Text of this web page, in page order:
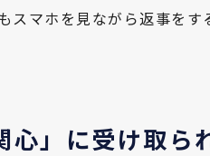
スマホを見ながら返事を
心」に受け取ら